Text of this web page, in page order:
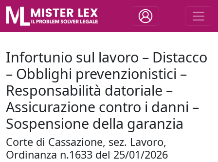
Infortunio sul lavoro – Distacco
– Obblighi prevenzionistici –
Responsabilità datoriale –
Assicurazione contro i danni –
Sospensione della garanzia
Corte di Cassazione, sez. Lavoro,
Ordinanza n.1633 del 25/01/2026